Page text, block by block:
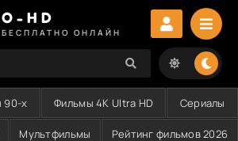
HD
ОНЛАЙН
90-х Фильмы 4K Ultra HD Сериалы
Мультфильмы Рейтинг фильмов 2026